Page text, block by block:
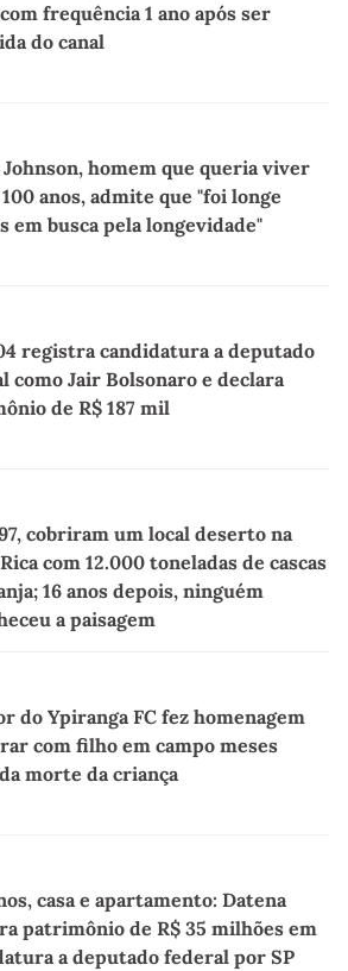
frequência 1 ano após ser
do canal
homem que queria viver
anos, admite que "foi longe
em busca pela longevidade"
registra candidatura a deputado
como Jair Bolsonaro e declara
de R$ 187 mil
cobriram um local deserto na
com 12.000 toneladas de cascas
16 anos depois, ninguém
a paisagem
do Ypiranga FC fez homenagem
com filho em campo meses
morte da criança
casa e apartamento: Datena
patrimônio de R$ 35 milhões em
a deputado federal por SP